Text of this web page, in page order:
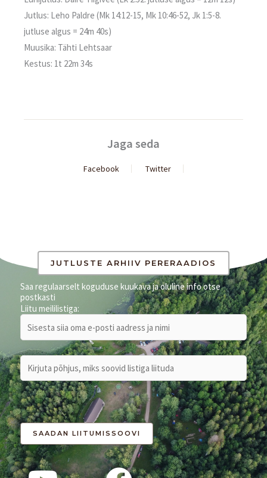
Jutlus: Leho Paldre (Mk 14:12-15, Mk 10:46-52, Jk 1:5-8.
jutluse algus = 24m 40s)
Muusika: Tähti Lehtsaar
Kestus: 1t 22m 34s
Jaga seda
Facebook Twitter
JUTLUSTE ARHIIV PERERAADIOS
Saa regulaarselt koguduse kuukava ja oluline info otse
postkasti
Liitu meililistiga: